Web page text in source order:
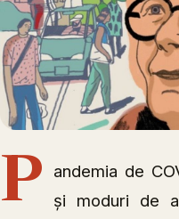
P
andemia de
și moduri de